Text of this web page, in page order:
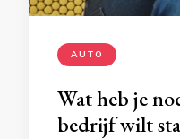
AUTO
Wat heb je
bedrijf wilt